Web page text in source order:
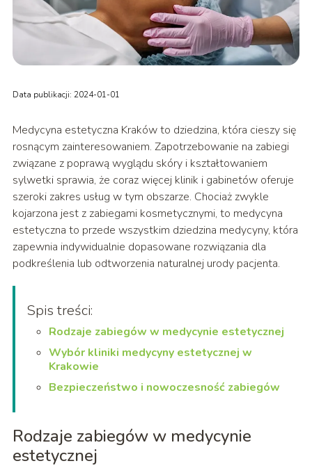
Data publikacji: 2024-01-01
Medycyna estetyczna Kraków to dziedzina, która cieszy się
rosnącym zainteresowaniem. Zapotrzebowanie na zabiegi
związane z poprawą wyglądu skóry i kształtowaniem
sylwetki sprawia, że coraz więcej klinik i gabinetów oferuje
szeroki zakres usług w tym obszarze. Chociaż zwykle
kojarzona jest z zabiegami kosmetycznymi, to medycyna
estetyczna to przede wszystkim dziedzina medycyny, która
zapewnia indywidualnie dopasowane rozwiązania dla
podkreślenia lub odtworzenia naturalnej urody pacjenta.
Spis treści:
Rodzaje zabiegów w medycynie estetycznej
Wybór kliniki medycyny estetycznej w
Krakowie
Bezpieczeństwo i nowoczesność zabiegów
Rodzaje zabiegów w medycynie
estetycznej